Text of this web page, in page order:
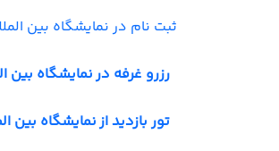
ثبت نام در نمایشگاه بین
رزرو غرفه در نمایشگاه بین
تور بازدید از نمایشگاه بین